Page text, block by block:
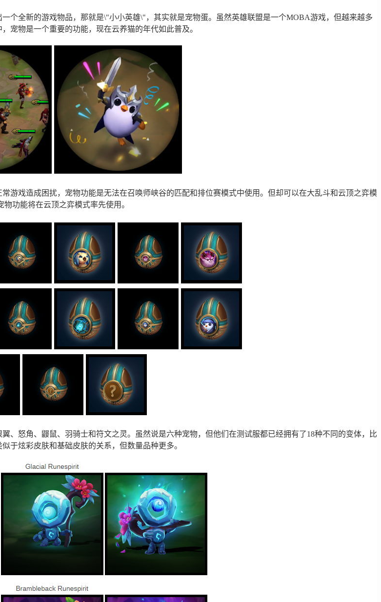
个全新的游戏物品，那就是\"小小英雄\"，其实就是宠物蛋。虽然英雄联盟是一个MOBA游戏，但越来越多
宠物是一个重要的功能，现在云养猫的年代如此普及。
游戏造成困扰，宠物功能是无法在召唤师峡谷的匹配和排位赛模式中使用。但却可以在大乱斗和云顶之弈模
功能将在云顶之弈模式率先使用。
、怒角、鼹鼠、羽骑士和符文之灵。虽然说是六种宠物，但他们在测试服都已经拥有了18种不同的变体，比
于炫彩皮肤和基础皮肤的关系，但数量品种更多。